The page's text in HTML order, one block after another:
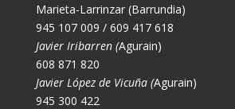
Marieta-Larrinzar (Barrundia)
945 107 009 / 609 417 618
Javier Iribarren (Agurain)
608 871 820
Javier López de Vicuña (Agurain)
945 300 422